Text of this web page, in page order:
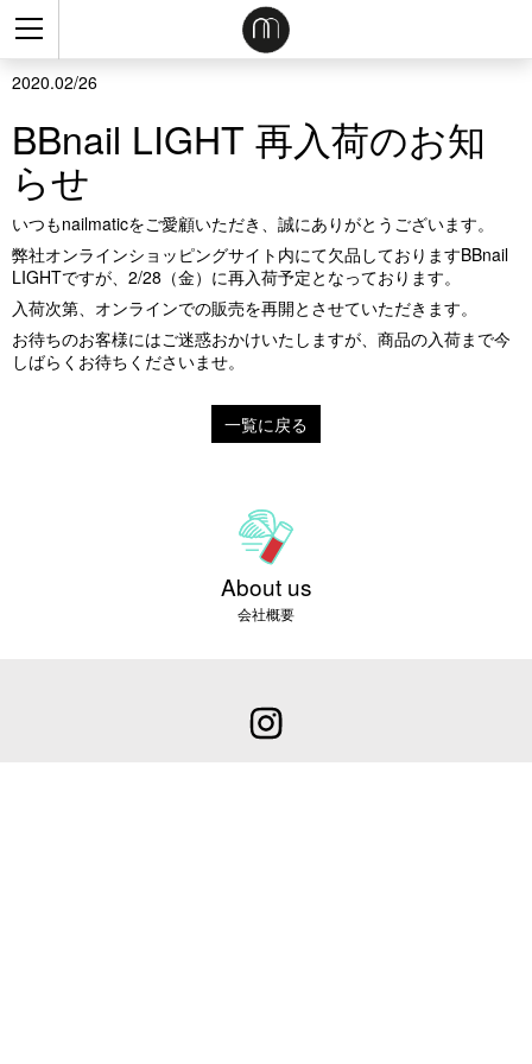
2020.02/26
BBnail LIGHT 再入荷のお知
らせ
いつもnailmaticをご愛顧いただき、誠にありがとうございます。
弊社オンラインショッピングサイト内にて欠品しておりますBBnail
LIGHTですが、 2/28 （金）に再入荷予定となっております。
入荷次第、オンラインでの販売を再開とさせていただきます。
お待ちのお客様にはご迷惑おかけいたしますが、商品の入荷まで今
しばらくお待ちくださいませ。
一覧に戻る
About us
会社概要